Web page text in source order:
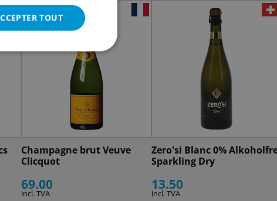
Champagne brut Veuve
Clicquot
69.00
incl. TVA
Zero'si Blanc 0%
Sparkling Dry
13.50
incl. TVA
TOUT